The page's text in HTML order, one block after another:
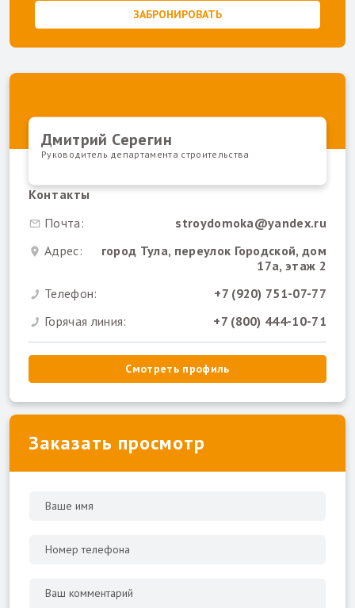
ЗАБРОНИРОВАТЬ
Дмитрий Серегин
Руководитель департамента строительства
Контакты
Почта:
stroydomoka@yandex.ru
Адрес:
город Тула, переулок Городской, дом
17а, этаж 2
Телефон:
+7 (920) 751-07-77
Горячая линия:
+7 (800) 444-10-71
Смотреть профиль
Заказать просмотр